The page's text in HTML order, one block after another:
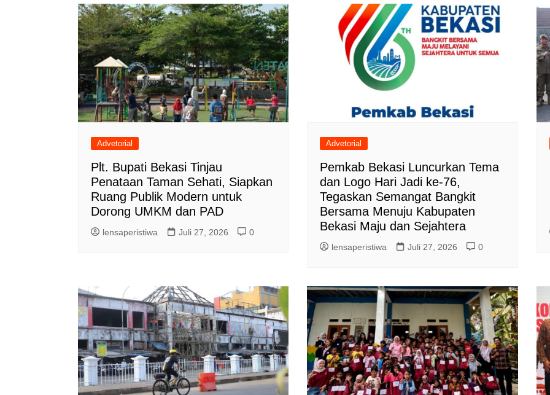
Advetorial
Plt. Bupati Bekasi Tinjau
Penataan Taman Sehati, Siapkan
Ruang Publik Modern untuk
Dorong UMKM dan PAD
lensaperistiwa Juli 27, 2026 0
Advetorial
Pemkab Bekasi Luncurkan Tema
dan Logo Hari Jadi ke-76,
Tegaskan Semangat Bangkit
Bersama Menuju Kabupaten
Bekasi Maju dan Sejahtera
lensaperistiwa Juli 27, 2026 0